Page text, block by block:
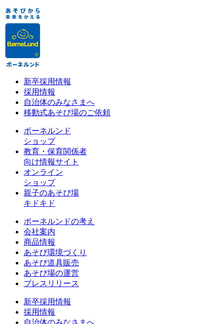
新卒採用情報
採用情報
自治体のみなさまへ
移動式あそび場のご依頼
ボーネルンド
ショップ
教育・保育関係者
向け情報サイト
オンライン
ショップ
親子のあそび場
キドキド
ボーネルンドの考え
会社案内
商品情報
あそび環境づくり
あそび道具販売
あそび場の運営
プレスリリース
新卒採用情報
採用情報
自治体のみなさまへ